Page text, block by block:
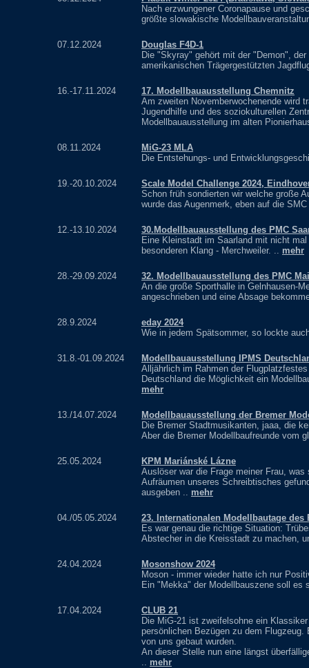
Nach erzwungener Coronapause und
größte slowakische
07.12.2024
Douglas F4D-1
Die "Skyray" gehört mit der "Demon",
amerikanischen Trägergestützten
16.-17.11.2024
17. Modellbauausstellung Chemnitz
Am zweiten Novemberwochenende wird
Jugendhilfe und des soziokulturellen
Modellbauausstellung im alten
08.11.2024
MiG-23 MLA
Die Entstehungs- und
19.-20.10.2024
Scale Model Challenge 2024,
Schon früh sondierten wir welche große
wurde das Augenmerk, eben auf die
12.-13.10.2024
30.Modellbauausstellung des PMC
Eine Kleinstadt im Saarland mit nicht
besonderen Klang - Merchweiler. .. mehr
28.-29.09.2024
32. Modellbauausstellung des PMC
An die große Sporthalle in Gelnhausen-
angeschrieben und eine Absage
28.9.2024
eday 2024
Wie in jedem Spätsommer, so lockte
31.8.-01.09.2024
Modellbauausstellung IPMS
Alljährlich im Rahmen der
Deutschland die Möglichkeit ein
mehr
13./14.07.2024
Modellbauausstellung der Bremer
Die Bremer Stadtmusikanten, jaaa, die
Aber die Bremer Modellbaufreunde vom
25.05.2024
KPM Mariánské Lázne
Auslöser war die Frage meiner Frau,
Aufräumen unseres Schreibtisches
ausgeben .. mehr
04./05.05.2024
23. Internationalen Modellbautage des
Es war genau die richtige Situation:
Abstecher in die Kreisstadt zu machen,
24.04.2024
Mosonshow 2024
Moson - immer wieder hatte ich nur
Ein "Mekka" der Modellbauszene soll es
17.04.2024
CLUB 21
Die MiG-21 ist zweifelsohne ein
persönlichen Bezügen zu dem
von uns gebaut wurden.
An dieser Stelle nun eine längst
.. mehr